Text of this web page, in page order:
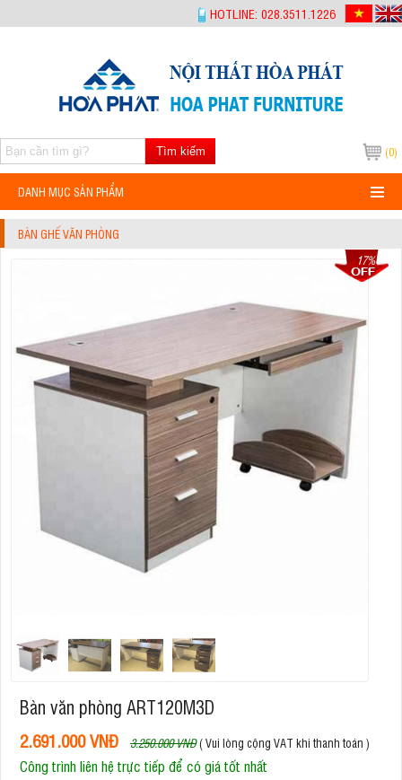
HOTLINE: 028.3511.1226
(0)
Tìm kiếm
DANH MỤC SẢN PHẨM
BÀN GHẾ VĂN PHÒNG
Bàn văn phòng ART120M3D
2.691.000 VNĐ 3.250.000 VNĐ
17%
( Vui lòng cộng VAT khi thanh toán )
Công trình liên hệ trực tiếp để có giá tốt nhất